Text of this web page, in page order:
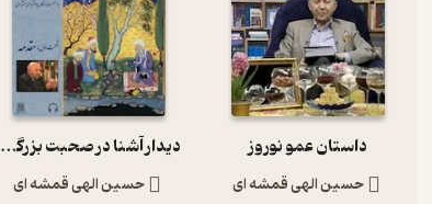
داستان عمو نوروز
حسین الهی قمشه ای
دیدار آشنا در صحبت بزرگان با دکتر الهی قمشه ای
حسین الهی قمشه ای